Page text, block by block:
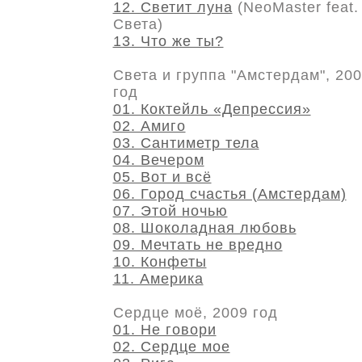
12. Светит луна (NeoMaster feat.
Света)
13. Что же ты?
Света и группа "Амстердам",
год
01. Коктейль «Депрессия»
02. Амиго
03. Сантиметр тела
04. Вечером
05. Вот и всё
06. Город счастья (Амстердам)
07. Этой ночью
08. Шоколадная любовь
09. Мечтать не вредно
10. Конфеты
11. Америка
Сердце моё, 2009 год
01. Не говори
02. Сердце мое